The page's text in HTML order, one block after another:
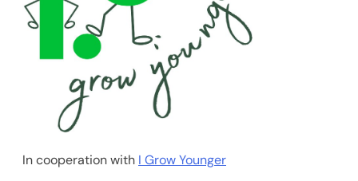
In cooperation with I Grow Younger